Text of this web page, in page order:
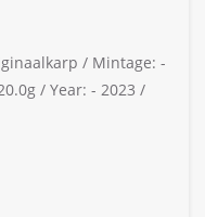
/ Mintage: -
/ Year: - 2023 /